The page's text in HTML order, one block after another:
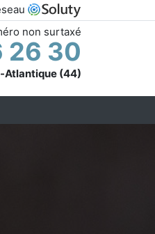
non surtaxé
26 30
Atlantique (44)